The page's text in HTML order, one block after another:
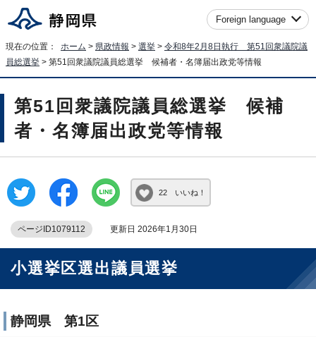
Foreign language
現在の位置： ホーム > 県政情報 > 選挙 > 令和8年2月8日執行 第51回衆議院議
員総選挙 > 第51回衆議院議員総選挙 候補者・名簿届出政党等情報
第51回衆議院議員総選挙 候補
者・名簿届出政党等情報
22 いいね！
ページID1079112 更新日 2026年1月30日
小選挙区選出議員選挙
静岡県 第1区